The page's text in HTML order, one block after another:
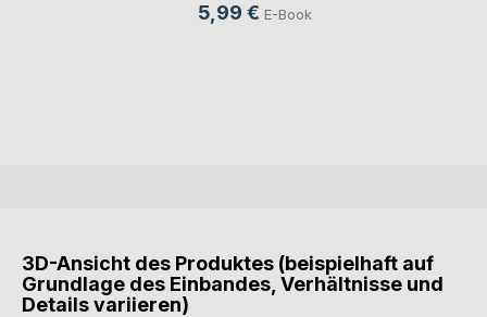
5,99 € E-Book
3D-Ansicht des Produktes (beispielhaft auf
Grundlage des Einbandes, Verhältnisse und
Details variieren)